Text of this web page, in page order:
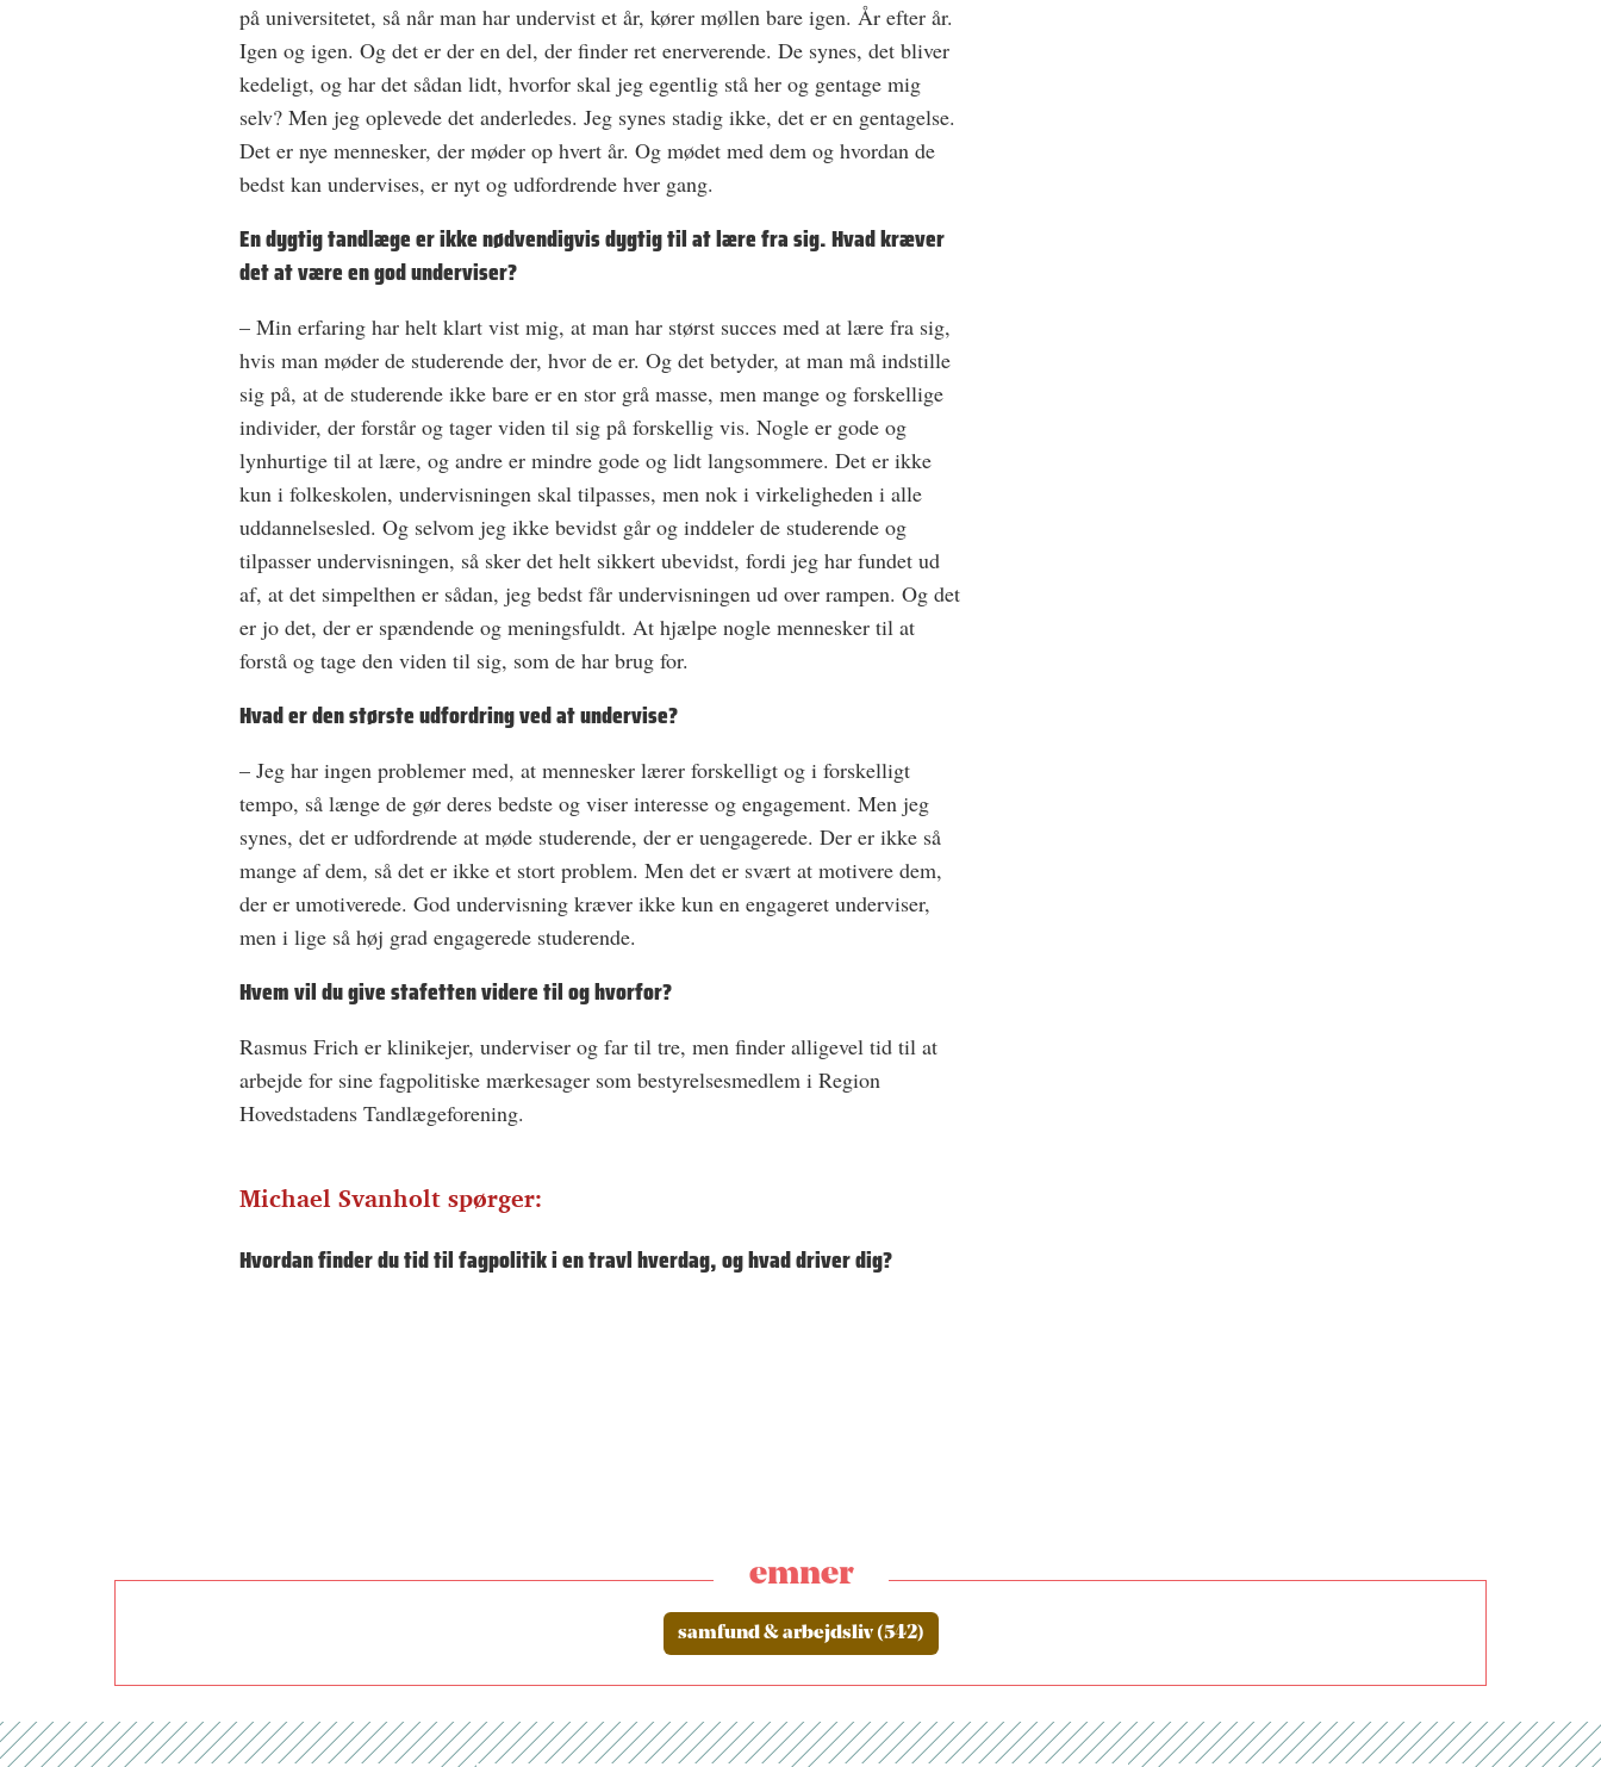
på universitetet, så når man har undervist et år, kører møllen bare igen. År efter år.
Igen og igen. Og det er der en del, der finder ret enerverende. De synes, det bliver
kedeligt, og har det sådan lidt, hvorfor skal jeg egentlig stå her og gentage mig
selv? Men jeg oplevede det anderledes. Jeg synes stadig ikke, det er en gentagelse.
Det er nye mennesker, der møder op hvert år. Og mødet med dem og hvordan de
bedst kan undervises, er nyt og udfordrende hver gang.
En dygtig tandlæge er ikke nødvendigvis dygtig til at lære fra sig. Hvad kræver
det at være en god underviser?
– Min erfaring har helt klart vist mig, at man har størst succes med at lære fra sig,
hvis man møder de studerende der, hvor de er. Og det betyder, at man må indstille
sig på, at de studerende ikke ­bare er en stor grå masse, men mange og forskellige
individer, der forstår og tager viden til sig på forskellig vis. Nogle er gode og
lynhurtige til at lære, og andre er mindre gode og lidt langsommere. Det er ikke
kun i folkeskolen, undervisningen skal tilpasses, men nok i virkeligheden i alle
uddannelsesled. Og selvom jeg ikke bevidst går og inddeler de studerende og
tilpasser undervisningen, så sker det helt sikkert ubevidst, fordi jeg har fundet ud
af, at det simpelthen er sådan, jeg bedst får undervisningen ud over rampen. Og det
er jo det, der er spændende og meningsfuldt. At hjælpe nogle mennesker til at
forstå og tage den viden til sig, som de har brug for.
Hvad er den største udfordring ved at undervise?
– Jeg har ingen problemer med, at mennesker lærer forskelligt og i forskelligt
tempo, så længe de gør deres bedste og viser interesse og engagement. Men jeg
synes, det er udfordrende at møde studerende, der er uengagerede. Der er ­ikke så
mange af dem, så det er ­ikke et stort problem. Men det er svært at motivere dem,
der er umotiverede. God undervisning kræver ikke kun en engageret underviser,
men i lige så høj grad engagerede studerende.
Hvem vil du give stafetten videre til og ­hvorfor?
Rasmus Frich er klinikejer, underviser og far til tre, men finder alligevel tid til at
arbejde for sine fagpolitiske mærkesager som bestyrelsesmedlem i Region
Hovedstadens Tandlægeforening.
Michael Svanholt spørger:
Hvordan finder du tid til fagpolitik i en travl hverdag, og hvad driver dig?
emner
samfund & arbejdsliv (542)